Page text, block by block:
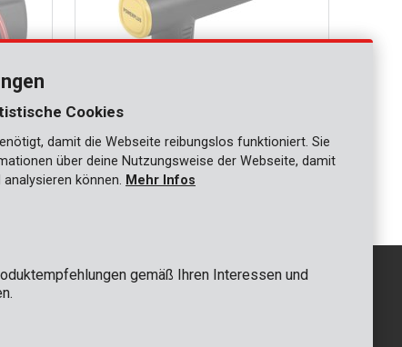
POWX04966
Poliermaschine 8V Ø 125mm - 6 acc.
Cookies
damit die Webseite reibungslos funktioniert. Sie
über deine Nutzungsweise der Webseite, damit
können. Mehr Infos
gemäß Ihren Interessen und